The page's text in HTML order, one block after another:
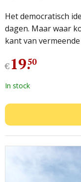
Het democratisch
dagen. Maar waar
kant van
€19.
50
In stock